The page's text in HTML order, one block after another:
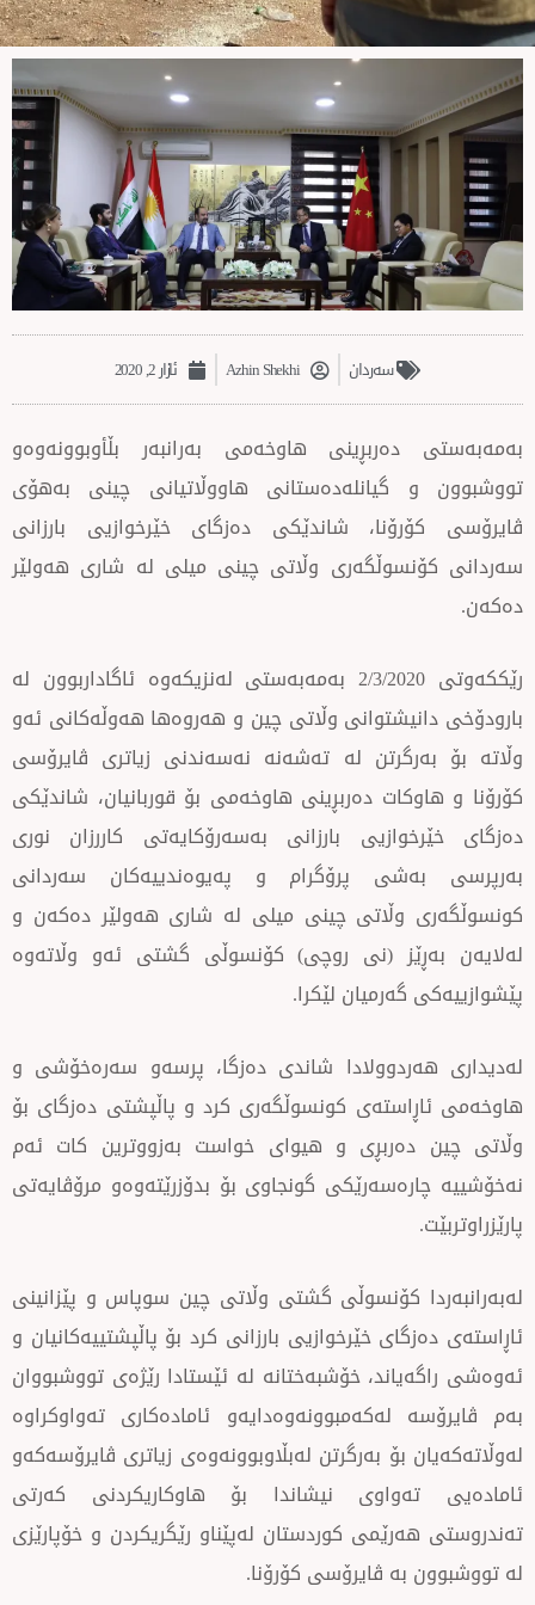
Azhin Shekhi ئازار 2, 2020
هاوخەمی بەرانبەر بڵأوبوونەوەو
گیانلەدەستانی هاووڵاتیانی چینی بەهۆی
شاندێكی دەزگای خێرخوازیی بارزانی
وڵاتی چینی میلی لە شاری هەولێر
رێككەوتی 2/3/2020 بەمەبەستی لەنزیكەوە ئاگاداربوون لە
وڵاتی چین و هەروەها هەوڵەكانی ئەو
لە تەشەنە نەسەندنی زیاتری ڤایرۆسی
دەربڕینی هاوخەمی بۆ قوربانیان، شاندێكی
بارزانی بەسەرۆكایەتی كاررزان نوری
پرۆگرام و پەیوەندییەكان سەردانی
وڵاتی چینی میلی لە شاری هەولێر دەكەن و
(نی روچی) كۆنسوڵی گشتی ئەو وڵاتەوە
لێكرا.
شاندی دەزگا، پرسەو سەرەخۆشی و
كونسوڵگەری كرد و پاڵپشتی دەزگای بۆ
و هیوای خواست بەزووترین كات ئەم
گونجاوی بۆ بدۆزرێتەوەو مرۆڤایەتی
كۆنسوڵی گشتی وڵاتی چین سوپاس و پێزانینی
خێرخوازیی بارزانی كرد بۆ پاڵپشتییەكانیان و
خۆشبەختانە لە ئێستادا رێژەی تووشبووان
لەكەمبوونەوەدایەو ئامادەكاری تەواوكراوە
بۆ بەرگرتن لەبڵاوبوونەوەی زیاتری ڤایرۆسەكەو
نیشاندا بۆ هاوكاریكردنی كەرتی
كوردستان لەپێناو رێگریكردن و خۆپارێزی
ڤایرۆسی كۆرۆنا.